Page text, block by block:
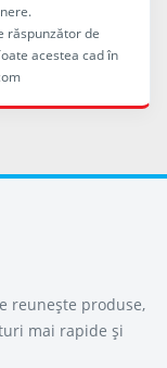
răspunzător de
acestea cad în
reunește produse,
mai rapide și